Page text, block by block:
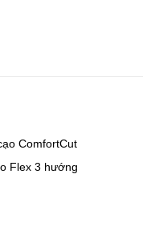
ComfortCut
Flex 3 hướng